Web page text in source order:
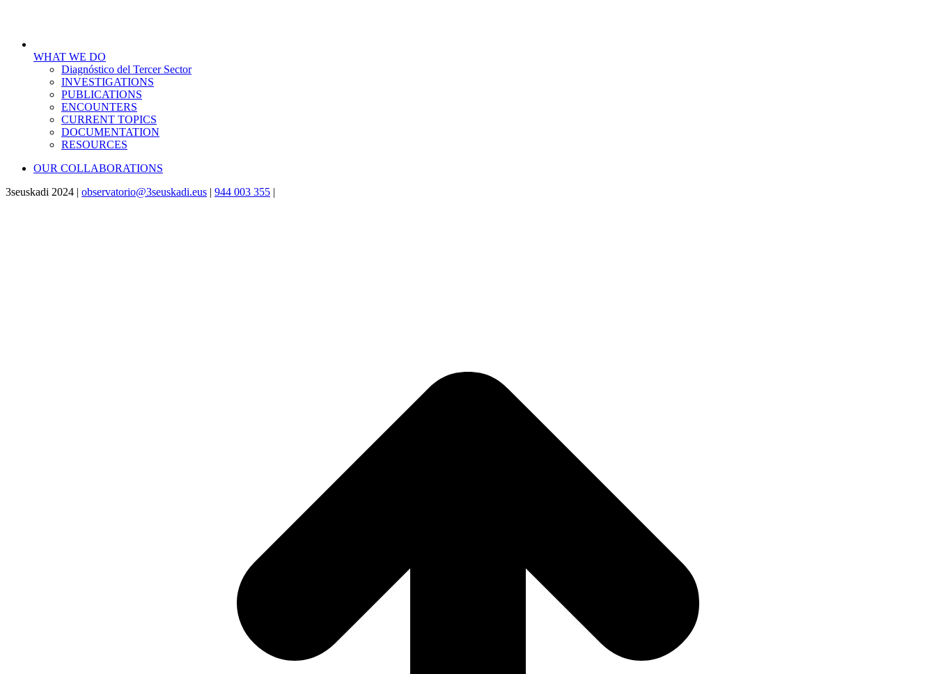
WHAT WE DO
Diagnóstico del Tercer Sector
INVESTIGATIONS
PUBLICATIONS
ENCOUNTERS
CURRENT TOPICS
DOCUMENTATION
RESOURCES
OUR COLLABORATIONS
3seuskadi 2024 | observatorio@3seuskadi.eus | 944 003 355 |